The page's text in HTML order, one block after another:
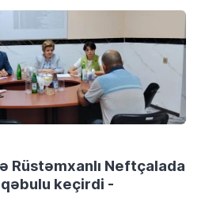
Rüstəmxanlı Neftçalada
keçirdi -